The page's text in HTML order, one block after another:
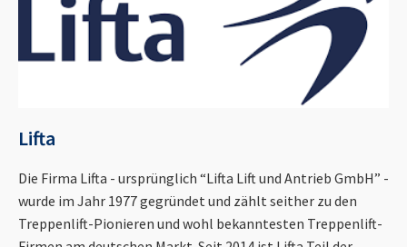
Lifta
Die Firma Lifta - ursprünglich “Lifta Lift und Antrieb GmbH” -
wurde im Jahr 1977 gegründet und zählt seither zu den
Treppenlift-Pionieren und wohl bekanntesten Treppenlift-